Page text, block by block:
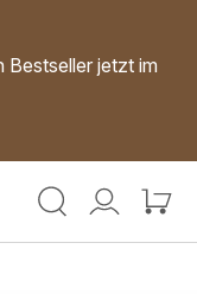
Bestseller jetzt im
Mein
Mein